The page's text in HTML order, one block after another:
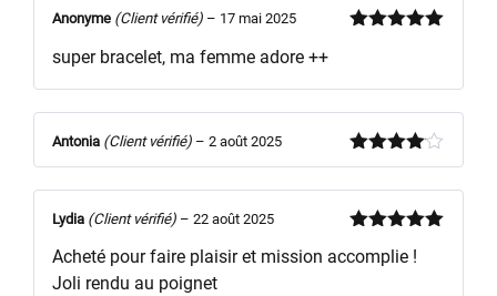
Anonyme (Client vérifié) – 17 mai 2025
super bracelet, ma femme adore ++
Note4
Antonia (Client vérifié) – 2 août 2025
5
Lydia (Client vérifié) – 22 août 2025
Acheté pour faire plaisir et mission accomplie !
Joli rendu au poignet